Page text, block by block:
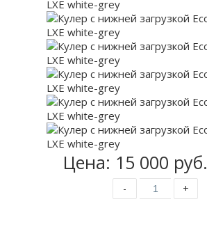
Цена: 15 000 руб.
- +